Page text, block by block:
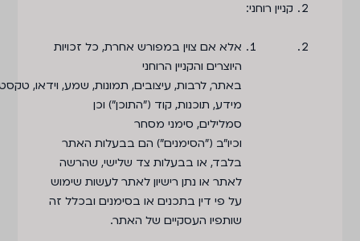
קניין רוחני:
אלא אם צוין במפורש אחרת, כל זכויות
היוצרים והקניין הרוחני
באתר, לרבות, עיצובים, תמונות, שמע, וידאו,
מידע, תוכנות, קוד (״התוכן״) וכן
סמלילים, סימני מסחר
וכיו״ב (״הסימנים״) הם בבעלות האתר
בלבד, או בבעלות צד שלישי, שהרשה
לאתר או נתן רישיון לאתר לעשות שימוש
על פי דין בתכנים או בסימנים ובכלל זה
שותפיו העסקיים של האתר.